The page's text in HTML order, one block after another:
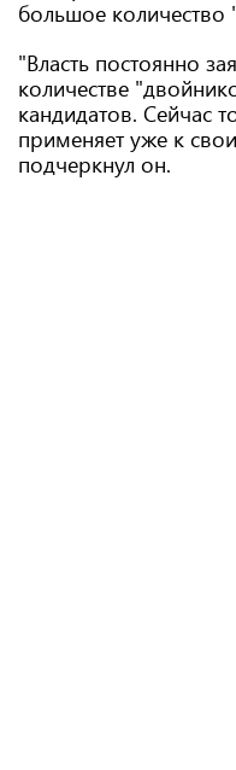
большое количество
"Власть постоянно
количестве
кандидатов. Сейчас
применяет уже к
подчеркнул он.